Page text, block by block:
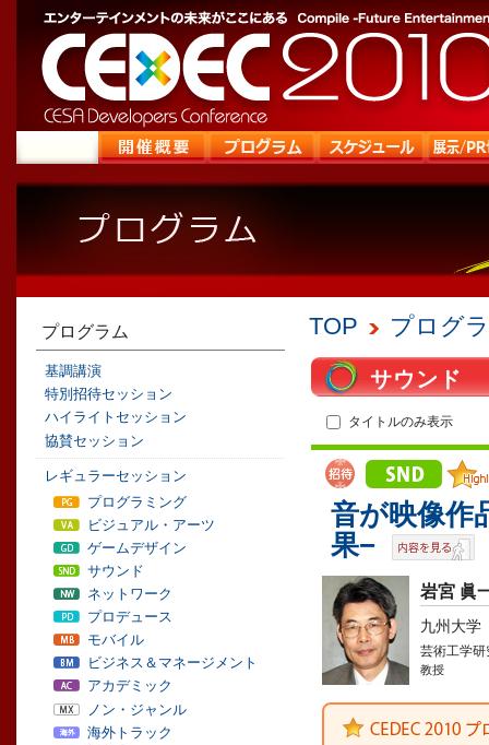
TOP プログ
サウンド
タイトルのみ表示
音が映像作
果−
岩宮 眞
九州大学
芸術工学研
教授
プログラム
基調講演
特別招待セッション
ハイライトセッション
協賛セッション
レギュラーセッション
プログラミング
ビジュアル・アーツ
ゲームデザイン
サウンド
ネットワーク
プロデュース
モバイル
ビジネス＆マネージメント
アカデミック
ノン・ジャンル
海外トラック